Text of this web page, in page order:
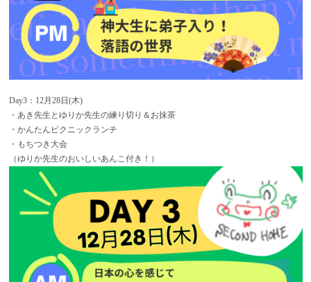
Day3：12月28日(木)
・あき先生とゆりか先生の練り切り＆お抹茶
・かんたんピクニックランチ
・もちつき大会
（ゆりか先生のおいしいあんこ付き！）